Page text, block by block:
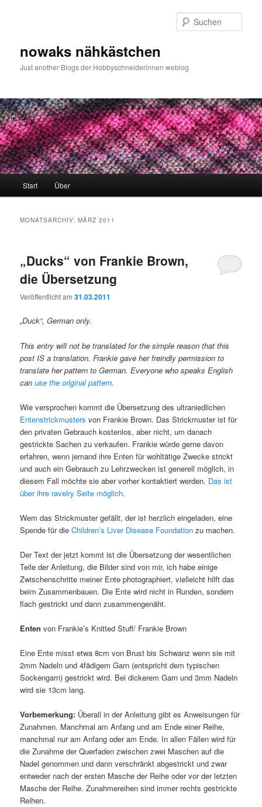
nowaks nähkästchen
Just another Blogs der Hobbyschneiderinnen weblog
Start Über
MONATSARCHIV:MÄRZ 2011
„Ducks“ von Frankie Brown,
die Übersetzung
Veröffentlicht am31.03.2011
„Duck“, German only.
This entry will not be translated for the simple reason that this
post IS a translation. Frankie gave her freindly permission to
translate her pattern to German. Everyone who speaks English
canuse the original pattern.
Wie versprochen kommt die Übersetzung des ultraniedlichen
Entenstrickmusters von Frankie Brown. Das Strickmuster ist für
den privaten Gebrauch kostenlos, aber nicht, um danach
gestrickte Sachen zu verkaufen. Frankie würde gerne davon
erfahren, wenn jemand ihre Enten für wohltätige Zwecke strickt
und auch ein Gebrauch zu Lehrzwecken ist generell möglich, in
diesem Fall möchte sie aber vorher kontaktiert werden. Das ist
über ihre ravelry Seite möglich.
Wem das Strickmuster gefällt, der ist herzlich eingeladen, eine
Spende für dieChildren’s Liver Disease Foundation zu machen.
Der Text der jetzt kommt ist die Übersetzung der wesentlichen
Teile der Anleitung, die Bilder sind von mir, ich habe einige
Zwischenschritte meiner Ente photographiert, vielleicht hilft das
beim Zusammenbauen. Die Ente wird nicht in Runden, sondern
flach gestrickt und dann zusammengenäht.
Enten von Frankie’s Knitted Stuff/ Frankie Brown
Eine Ente misst etwa 8cm von Brust bis Schwanz wenn sie mit
2mm Nadeln und 4fädigem Garn (entspricht dem typischen
Sockengarn) gestrickt wird. Bei dickerem Garn und 3mm Nadeln
wird sie 13cm lang.
Vorbemerkung: Überall in der Anleitung gibt es Anweisungen für
Zunahmen. Manchmal am Anfang und am Ende einer Reihe,
manchmal nur am Anfang oder am Ende. In allen Fällen wird für
die Zunahme der Querfaden zwischen zwei Maschen auf die
Nadel genommen und dann verschränkt abgestrickt und zwar
entweder nach der ersten Masche der Reihe oder vor der letzten
Masche der Reihe. Zunahmereihen sind immer rechts gestrickte
Reihen.